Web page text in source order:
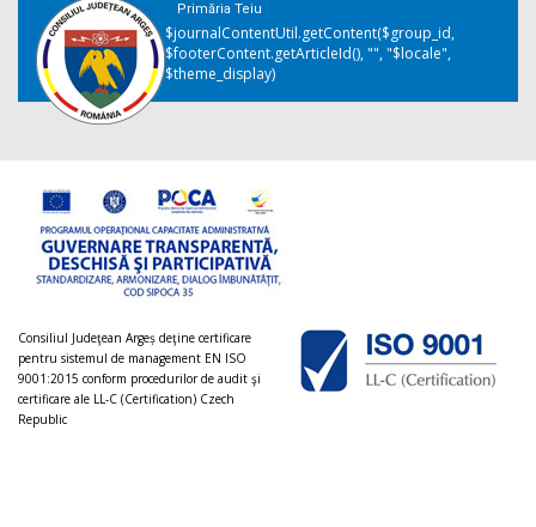
Primăria Teiu
$journalContentUtil.getContent($group_id,
$footerContent.getArticleId(), "", "$locale",
$theme_display)
Consiliul Judeţean Argeș deţine certificare
pentru sistemul de management EN ISO
9001:2015 conform procedurilor de audit şi
certificare ale LL-C (Certification) Czech
Republic